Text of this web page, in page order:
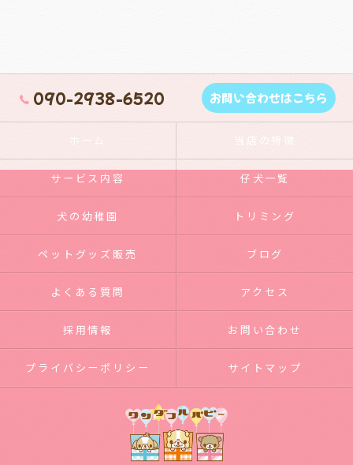
090-2938-6520 お問い合わせはこちら
ホーム 当店の特徴
サービス内容 仔犬一覧
犬の幼稚園 トリミング
ペットグッズ販売 ブログ
よくある質問 アクセス
採用情報 お問い合わせ
プライバシーポリシー サイトマップ